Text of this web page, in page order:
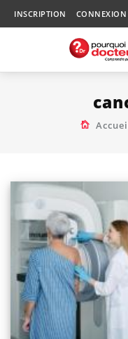
INSCRIPTION CONNEXION